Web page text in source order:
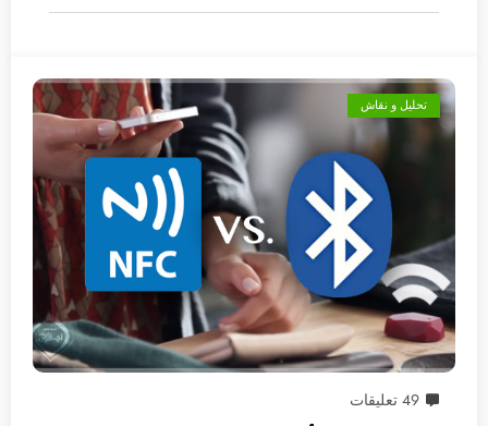
تحليل و نقاش
49 تعليقات